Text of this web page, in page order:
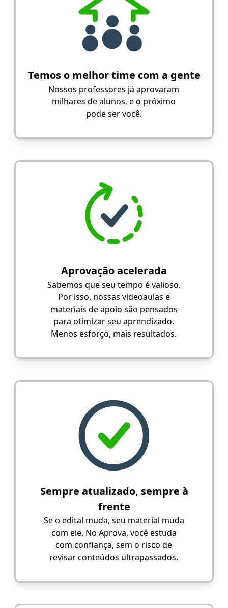
Temos o melhor time com a gente
Nossos professores já aprovaram
milhares de alunos, e o próximo
pode ser você.
Aprovação acelerada
Sabemos que seu tempo é valioso.
Por isso, nossas videoaulas e
materiais de apoio são pensados
para otimizar seu aprendizado.
Menos esforço, mais resultados.
Sempre atualizado, sempre à
frente
Se o edital muda, seu material muda
com ele. No Aprova, você estuda
com confiança, sem o risco de
revisar conteúdos ultrapassados.